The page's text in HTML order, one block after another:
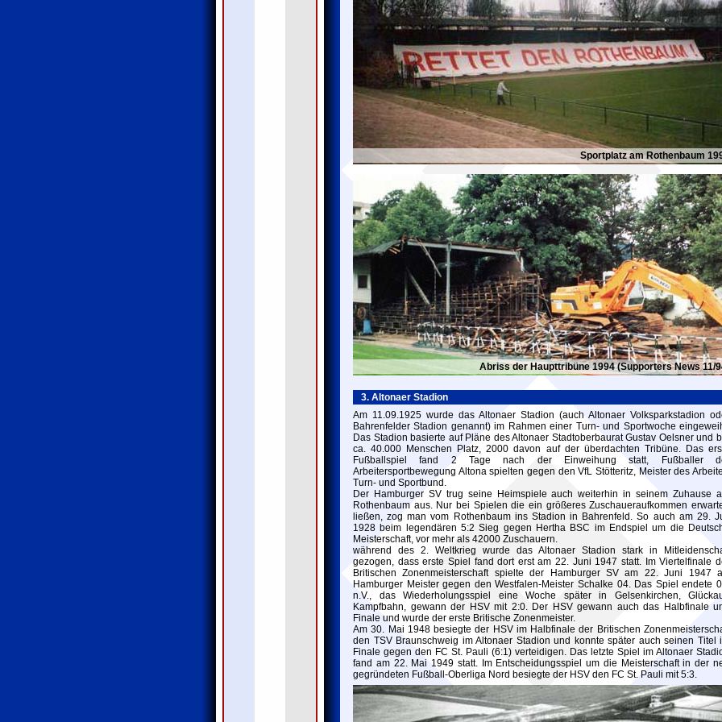
Sportplatz am Rothenbaum
Abriss der Haupttribüne 1994 (Supporters News 11/
3. Altonaer Stadion
Am 11.09.1925 wurde das Altonaer Stadion (auch Altonaer Volksparkstadion
Bahrenfelder Stadion genannt) im Rahmen einer Turn- und Sportwoche
Das Stadion basierte auf Pläne des Altonaer Stadtoberbaurat Gustav Oelsner und
ca. 40.000 Menschen Platz, 2000 davon auf der überdachten Tribüne. Das
Fußballspiel fand 2 Tage nach der Einweihung statt, Fußballer
Arbeitersportbewegung Altona spielten gegen den VfL Stötteritz, Meister des
Turn- und Sportbund.
Der Hamburger SV trug seine Heimspiele auch weiterhin in seinem Zuhause
Rothenbaum aus. Nur bei Spielen die ein größeres Zuschaueraufkommen
ließen, zog man vom Rothenbaum ins Stadion in Bahrenfeld. So auch am 29.
1928 beim legendären 5:2 Sieg gegen Hertha BSC im Endspiel um die
Meisterschaft, vor mehr als 42000 Zuschauern.
während des 2. Weltkrieg wurde das Altonaer Stadion stark in
gezogen, dass erste Spiel fand dort erst am 22. Juni 1947 statt. Im Viertelfinale
Britischen Zonenmeisterschaft spielte der Hamburger SV am 22. Juni 1947
Hamburger Meister gegen den Westfalen-Meister Schalke 04. Das Spiel endete
n.V., das Wiederholungsspiel eine Woche später in Gelsenkirchen,
Kampfbahn, gewann der HSV mit 2:0. Der HSV gewann auch das Halbfinale
Finale und wurde der erste Britische Zonenmeister.
Am 30. Mai 1948 besiegte der HSV im Halbfinale der Britischen
den TSV Braunschweig im Altonaer Stadion und konnte später auch seinen Titel
Finale gegen den FC St. Pauli (6:1) verteidigen. Das letzte Spiel im Altonaer
fand am 22. Mai 1949 statt. Im Entscheidungsspiel um die Meisterschaft in der
gegründeten Fußball-Oberliga Nord besiegte der HSV den FC St. Pauli mit 5:3.